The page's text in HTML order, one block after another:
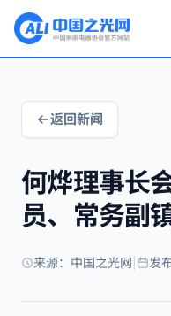
返回新闻
何烨理事长
员、常务副
来源：中国之光网 发